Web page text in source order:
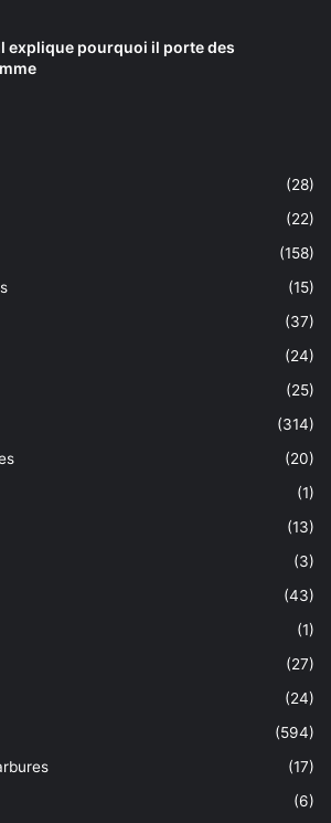
explique pourquoi il porte des
(28)
(22)
(158)
(15)
(37)
(24)
(25)
(314)
(20)
(1)
(13)
(3)
(43)
(1)
(27)
(24)
(594)
(17)
(6)